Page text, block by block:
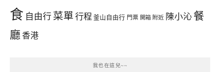
食 自由行 菜單 行程 釜山自由行 門票 開箱 附近 陳小沁 餐
廳 香港
我也在這兒~~